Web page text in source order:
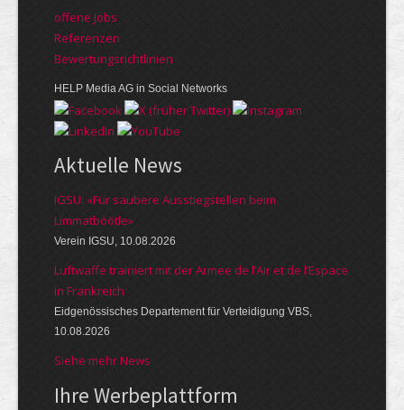
offene Jobs
Referenzen
Bewer­tungs­richt­linien
HELP Media AG in Social Networks
Aktuelle News
IGSU: «Für saubere Ausstiegstellen beim
Limmatböötle»
Verein IGSU, 10.08.2026
Luftwaffe trainiert mit der Armee de l’Air et de l’Espace
in Frankreich
Eidgenössisches Departement für Verteidigung VBS,
10.08.2026
Siehe mehr News
Ihre Werbe­platt­form